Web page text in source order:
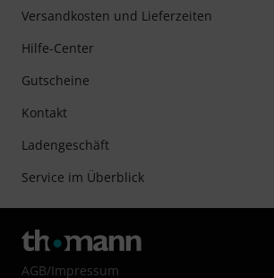
Versandkosten und Lieferzeiten
Hilfe-Center
Gutscheine
Kontakt
Ladengeschäft
Service im Überblick
AGB/Impressum